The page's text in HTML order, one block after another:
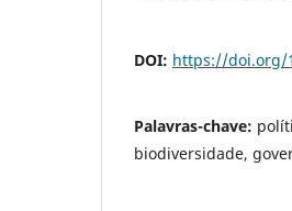
DOI: https://doi.org/
Palavras-chave:
biodiversidade,